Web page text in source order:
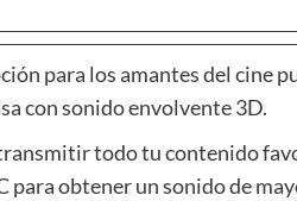
para los amantes del cine
con sonido envolvente 3D.
todo tu contenido
para obtener un sonido de